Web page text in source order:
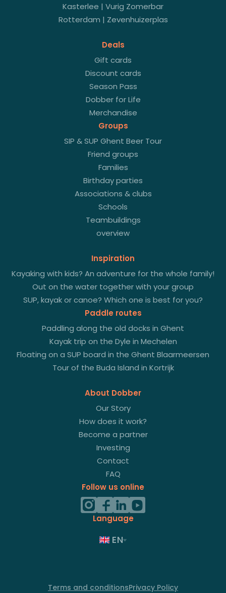
Kasterlee | Vurig Zomerbar
Rotterdam | Zevenhuizerplas
Deals
Gift cards
Discount cards
Season Pass
Dobber for Life
Merchandise
Groups
SIP & SUP Ghent Beer Tour
Friend groups
Families
Birthday parties
Associations & clubs
Schools
Teambuildings
overview
Inspiration
Kayaking with kids? An adventure for the whole family!
Out on the water together with your group
SUP, kayak or canoe? Which one is best for you?
Paddle routes
Paddling along the old docks in Ghent
Kayak trip on the Dyle in Mechelen
Floating on a SUP board in the Ghent Blaarmeersen
Tour of the Buda Island in Kortrijk
About Dobber
Our Story
How does it work?
Become a partner
Investing
Contact
FAQ
Follow us online
Language
EN
Terms and conditionsPrivacy Policy